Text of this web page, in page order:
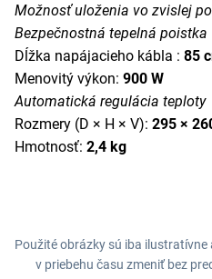
Možnosť uloženia vo zvislej
Bezpečnostná tepelná poistka
Dĺžka napájacieho kábla : 85
Menovitý výkon: 900 W
Automatická regulácia teploty
Rozmery (D × H × V): 295 ×
Hmotnosť: 2,4 kg
Použité obrázky sú iba
v priebehu času zmeniť bez